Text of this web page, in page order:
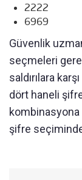
2222
6969
Güvenlik
seçmeleri
saldırılara
dört haneli
şifre